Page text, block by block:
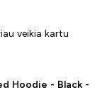
veikia kartu
Hoodie - Black -